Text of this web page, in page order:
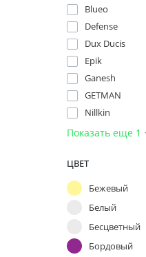
Blueo
Defense
Dux Ducis
Epik
Ganesh
GETMAN
Nillkin
Показать еще 1
ЦВЕТ
Бежевый
Белый
Бесцветный
Бордовый